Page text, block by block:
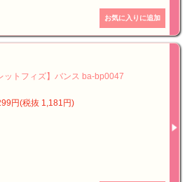
ットフィズ】バンス ba-bp0047
円(税抜 1,181円)